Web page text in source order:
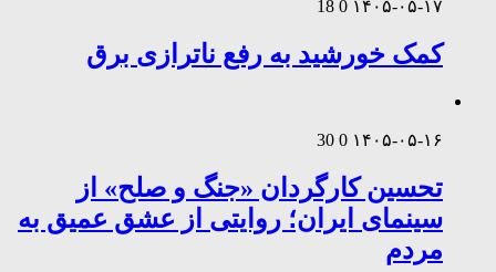
۱۴۰۵-۰۵-۱۷ 0
18
کمک خورشید به رفع ناترازی برق
۱۴۰۵-۰۵-۱۶ 0
30
تحسین کارگردان «جنگ و صلح» از
سینمای ایران؛ روایتی از عشق عمیق به
مردم